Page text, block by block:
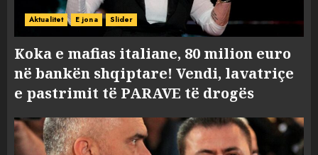
Aktualitet E jona Slider
Koka e mafias italiane, 80 milion euro
në bankën shqiptare! Vendi, lavatriçe
e pastrimit të PARAVE të drogës